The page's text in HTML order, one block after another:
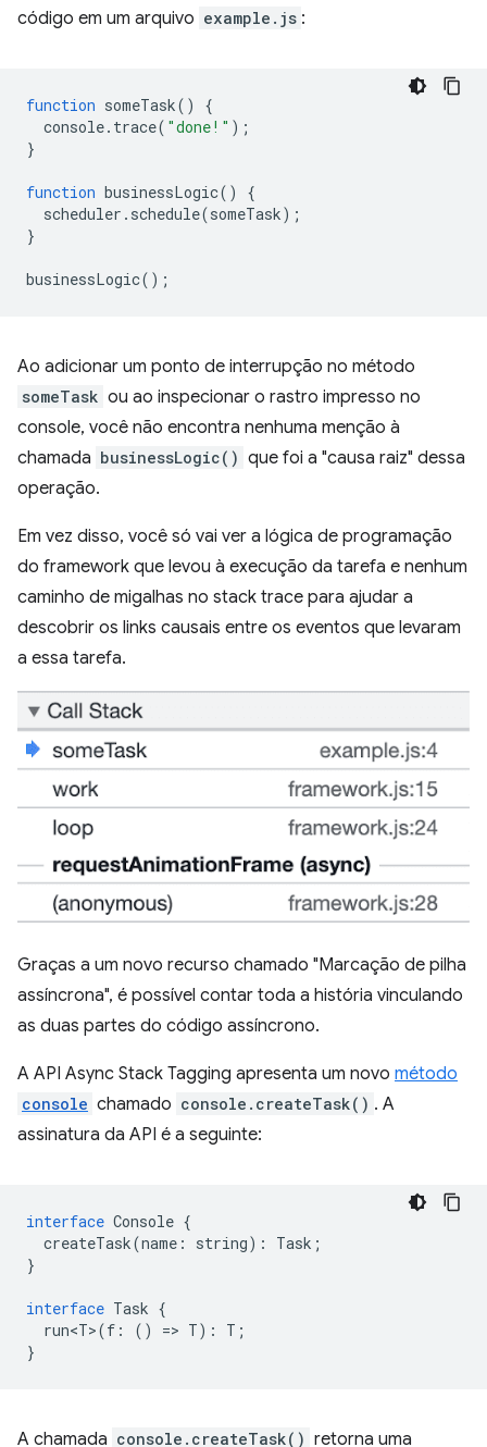
código em um arquivo example.js :
function someTask()
{
console. trace( "done!" );
}
function businessLogic()
{
scheduler . schedule(someTask);
}
businessLogic();
Ao adicionar um ponto de interrupção no método
someTask ou ao inspecionar o rastro impresso no
console, você não encontra nenhuma menção à
chamada businessLogic() que foi a "causa raiz" dessa
operação.
Em vez disso, você só vai ver a lógica de programação
do framework que levou à execução da tarefa e nenhum
caminho de migalhas no stack trace para ajudar a
descobrir os links causais entre os eventos que levaram
a essa tarefa.
Graças a um novo recurso chamado "Marcação de pilha
assíncrona", é possível contar toda a história vinculando
as duas partes do código assíncrono.
A API Async Stack Tagging apresenta um novo método
console chamado console.createTask() . A
assinatura da API é a seguinte:
interface Console {
createTask(name : string) : Task ;
}
interface Task {
run<T>(f : () => T) : T ;
}
A chamada console.createTask() retorna uma